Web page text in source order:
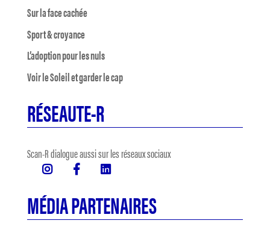
Sur la face cachée
Sport & croyance
L’adoption pour les nuls
Voir le Soleil et garder le cap
RÉSEAUTE-R
Scan-R dialogue aussi sur les réseaux sociaux
MÉDIA PARTENAIRES